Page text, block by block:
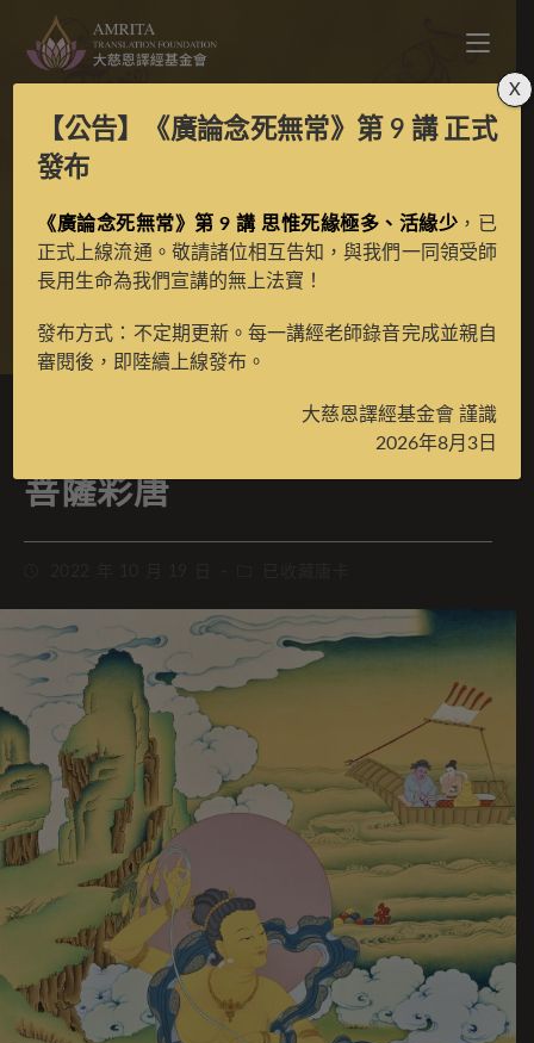
噶瑪嘎孜八大佛子之除
蓋障菩薩彩唐
噶瑪嘎孜八大佛子之除蓋障
菩薩彩唐
【公告】 《廣論念死無常》第 9 講正式
發布
《廣論念死無常》第 9 講 思惟死緣極多、活緣少 ，已
正式上線流通。敬請諸位相互告知，與我們一同領受師
長用生命為我們宣講的無上法寶！
發布方式：不定期更新。每一講經老師錄音完成並親自
審閱後，即陸續上線發布。
大慈恩譯經基金會 謹識
2026年8月3日
X